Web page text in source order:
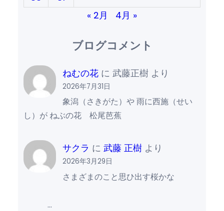
« 2月
4月 »
ブログコメント
ねむの花 に武藤正樹 より
2026年7月31日
象潟（さきがた）や 雨に西施（せい
し）が ねぶの花 松尾芭蕉
サクラ に武藤 正樹 より
2026年3月29日
さまざまのこと思ひ出す桜かな
…